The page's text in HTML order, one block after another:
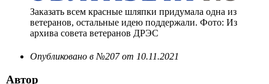
Заказать всем красные шляпки придумала одна из
ветеранов, остальные идею поддержали. Фото: Из
архива совета ветеранов ДРЭС
Опубликовано в №207 от 10.11.2021
Автор